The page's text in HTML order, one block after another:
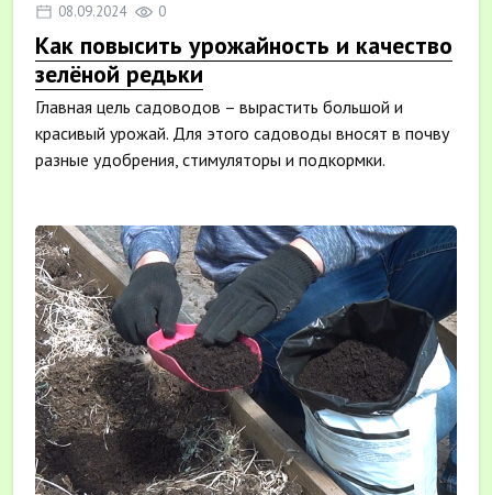
08.09.2024 0
Как повысить урожайность и качество
зелёной редьки
Главная цель садоводов – вырастить большой и
красивый урожай. Для этого садоводы вносят в почву
разные удобрения, стимуляторы и подкормки.